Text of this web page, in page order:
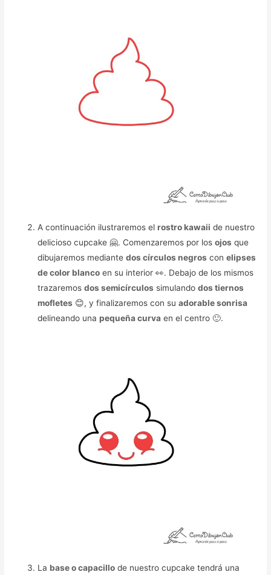
A continuación ilustraremos elrostro kawaii de nuestro
delicioso cupcake 🤗. Comenzaremos por losojos que
dibujaremos mediantedos círculos negros conelipses
de color blanco en su interior 👀. Debajo de los mismos
trazaremosdos semicírculos simulandodos tiernos
mofletes 😊, y finalizaremos con suadorable sonrisa
delineando unapequeña curva en el centro 🙂.
La base o capacillo de nuestro cupcake tendrá una